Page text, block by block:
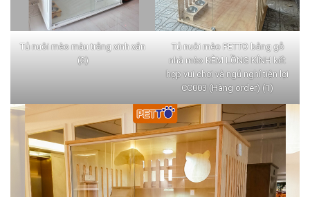
Tủ nuôi mèo màu trằng xinh xắn
(2)
Tủ nuôi mèo PETTO bằng gỗ
nhà mèo KÈM LỒNG KÍNH kết
hợp vui chơi và ngủ nghỉ tiện lợi
CC003 (Hàng order) (1)